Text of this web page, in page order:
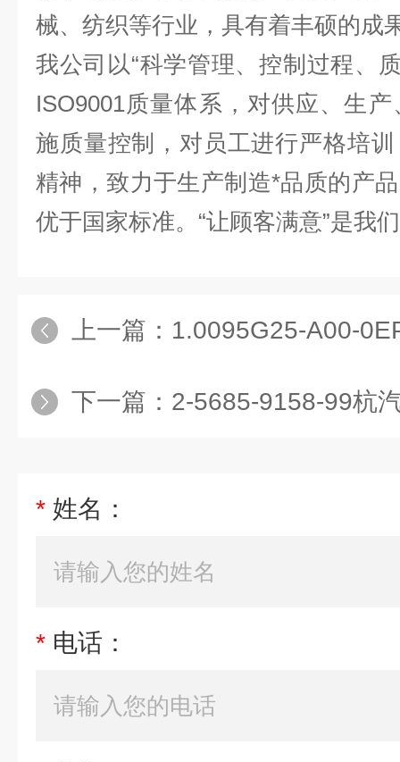
械、纺织等行业，具有着丰硕的成
我公司以“科学管理、控制过程、
ISO9001质量体系，对供应、生
施质量控制，对员工进行严格培
精神，致力于生产制造*品质的产
优于国家标准。“让顾客满意”是我
上一篇： 1.0095G25-A00-0EPE滤芯
下一篇： 2-5685-9158-99杭
* 姓名：
* 电话：